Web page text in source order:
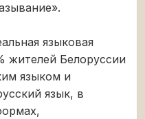
языковая
жителей Белоруссии
языком и
язык, в